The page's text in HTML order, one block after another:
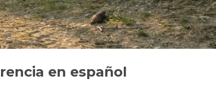
en español